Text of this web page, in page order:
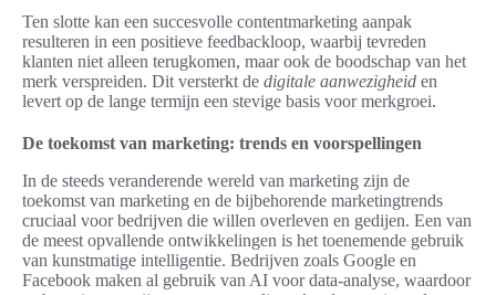
Ten slotte kan een succesvolle contentmarketing aanpak
resulteren in een positieve feedbackloop, waarbij tevreden
klanten niet alleen terugkomen, maar ook de boodschap van het
merk verspreiden. Dit versterkt de digitale aanwezigheid en
levert op de lange termijn een stevige basis voor merkgroei.
De toekomst van marketing: trends en voorspellingen
In de steeds veranderende wereld van marketing zijn de
toekomst van marketing en de bijbehorende marketingtrends
cruciaal voor bedrijven die willen overleven en gedijen. Een van
de meest opvallende ontwikkelingen is het toenemende gebruik
van kunstmatige intelligentie. Bedrijven zoals Google en
Facebook maken al gebruik van AI voor data-analyse, waardoor